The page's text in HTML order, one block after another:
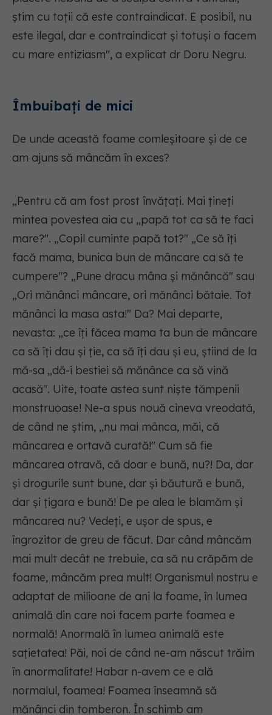
știm cu toții că este contraindicat. E posibil, nu
este ilegal, dar e contraindicat și totuși o facem
cu mare entiziasm", a explicat dr Doru Negru.
Îmbuibați de mici
De unde această foame comleșitoare și de ce
am ajuns să mâncăm în exces?
„Pentru că am fost prost învățați. Mai țineți
mintea povestea aia cu „papă tot ca să te faci
mare?". „Copil cuminte papă tot?" „Ce să îți
facă mama, bunica bun de mâncare ca să te
cumpere"? „Pune dracu mâna și mănâncă" sau
„Ori mănânci mâncare, ori mănânci bătaie. Tot
mănânci la masa asta!" Da? Mai departe,
nevasta: „ce îți făcea mama ta bun de mâncare
ca să îți dau și ție, ca să îți dau și eu, știind de la
mă-sa „dă-i bestiei să mănânce ca să vină
acasă". Uite, toate astea sunt niște tămpenii
monstruoase! Ne-a spus nouă cineva vreodată,
de când ne știm, „nu mai mânca, măi, că
mâncarea e ortavă curată!" Cum să fie
mâncarea otravă, că doar e bună, nu?! Da, dar
și drogurile sunt bune, dar și băutură e bună,
dar și țigara e bună! De pe alea le blamăm și
mâncarea nu? Vedeți, e ușor de spus, e
îngrozitor de greu de făcut. Dar când mâncăm
mai mult decât ne trebuie, ca să nu crăpăm de
foame, mâncăm prea mult! Organismul nostru e
adaptat de milioane de ani la foame, în lumea
animală din care noi facem parte foamea e
normală! Anormală în lumea animală este
sațietatea! Păi, noi de când ne-am născut trăim
în anormalitate! Habar n-avem ce e ală
normalul, foamea! Foamea înseamnă să
mănânci din tomberon. În schimb am